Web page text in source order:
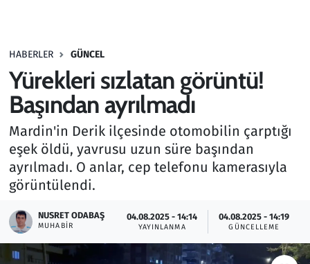
HABERLER GÜNCEL
Yürekleri sızlatan görüntü!
Başından ayrılmadı
Mardin'in Derik ilçesinde otomobilin çarptığı
eşek öldü, yavrusu uzun süre başından
ayrılmadı. O anlar, cep telefonu kamerasıyla
görüntülendi.
NUSRET ODABAŞ
MUHABIR
04.08.2025 - 14:14
YAYINLANMA
04.08.2025 - 14:19
GÜNCELLEME
Haber
Kültür Sanat
Kurumsal Haberler
Lezzet Durağı